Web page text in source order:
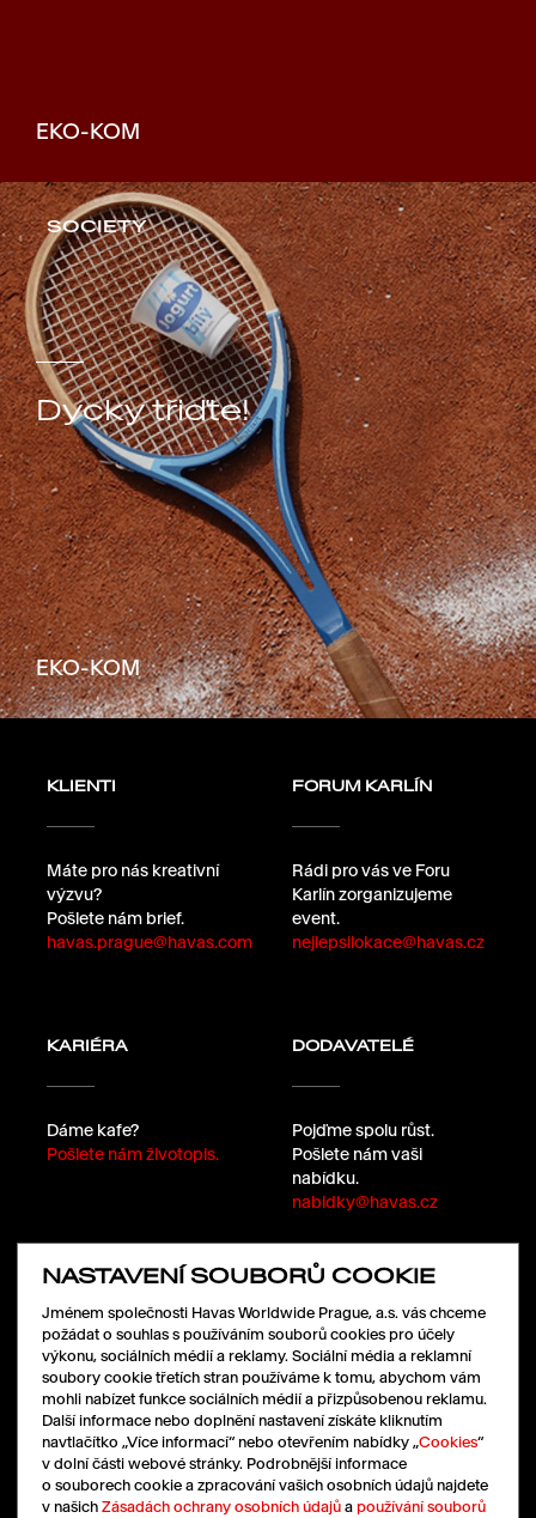
EKO-KOM
SOCIETY
Dycky třiďte!
EKO-KOM
KLIENTI
Máte pro nás kreativní
výzvu?
Pošlete nám brief.
havas.prague@havas.com
FORUM KARLÍN
Rádi pro vás ve Foru
Karlín zorganizujeme
event.
nejlepsilokace@havas.cz
KARIÉRA
Dáme kafe?
Pošlete nám životopis.
DODAVATELÉ
Pojďme spolu růst.
Pošlete nám vaši
nabídku.
nabidky@havas.cz
SLEDUJTE NÁS
LinkedIn
Facebook
Instagram
X
NASTAVENÍ SOUBORŮ COOKIE
Jménem společnosti Havas Worldwide Prague, a.s. vás chceme
požádat o souhlas s používáním souborů cookies pro účely
výkonu, sociálních médií a reklamy. Sociální média a reklamní
soubory cookie třetích stran používáme k tomu, abychom vám
mohli nabízet funkce sociálních médií a přizpůsobenou reklamu.
Další informace nebo doplnění nastavení získáte kliknutím
navtlačítko „Více informací“ nebo otevřením nabídky „Cookies“
v dolní části webové stránky. Podrobnější informace
o souborech cookie a zpracování vašich osobních údajů najdete
v našich Zásadách ochrany osobních údajůa používání souborů